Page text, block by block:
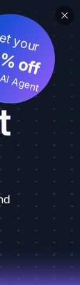
your
off
Agent